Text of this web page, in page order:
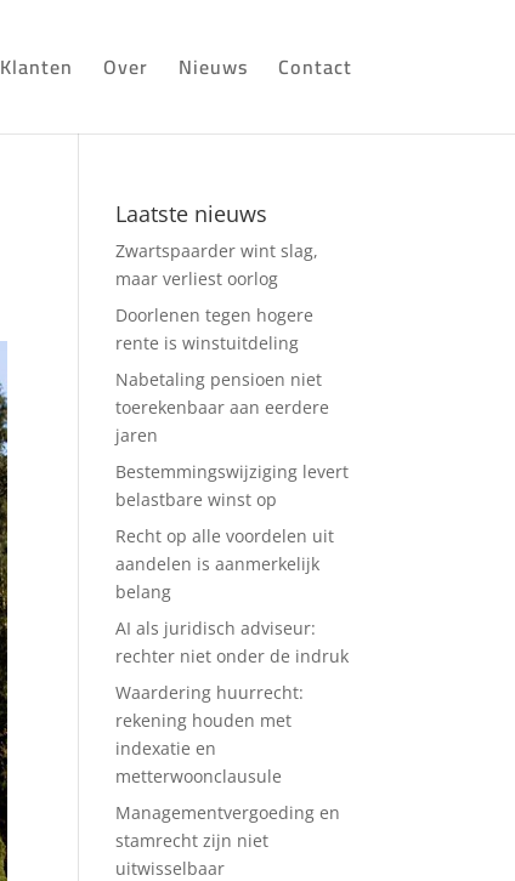
Klanten Over Nieuws Contact
Laatste nieuws
Zwartspaarder wint slag,
maar verliest oorlog
Doorlenen tegen hogere
rente is winstuitdeling
Nabetaling pensioen niet
toerekenbaar aan eerdere
jaren
Bestemmingswijziging levert
belastbare winst op
Recht op alle voordelen uit
aandelen is aanmerkelijk
belang
AI als juridisch adviseur:
rechter niet onder de indruk
Waardering huurrecht:
rekening houden met
indexatie en
metterwoonclausule
Managementvergoeding en
stamrecht zijn niet
uitwisselbaar